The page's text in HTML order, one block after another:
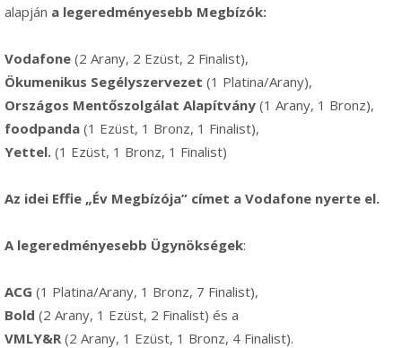
alapján a legeredményesebb Megbízók:
Vodafone (2 Arany, 2 Ezüst, 2 Finalist),
Ökumenikus Segélyszervezet (1 Platina/Arany),
Országos Mentőszolgálat Alapítvány (1 Arany, 1 Bronz),
foodpanda (1 Ezüst, 1 Bronz, 1 Finalist),
Yettel. (1 Ezüst, 1 Bronz, 1 Finalist)
Az idei Effie „Év Megbízója” címet a Vodafone nyerte el.
A legeredményesebb Ügynökségek:
ACG (1 Platina/Arany, 1 Bronz, 7 Finalist),
Bold (2 Arany, 1 Ezüst, 2 Finalist) és a
VMLY&R (2 Arany, 1 Ezüst, 1 Bronz, 4 Finalist).